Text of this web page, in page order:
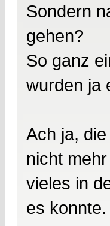
Sondern
gehen?
So ganz
wurden ja
Ach ja,
nicht
vieles in
es konnte.